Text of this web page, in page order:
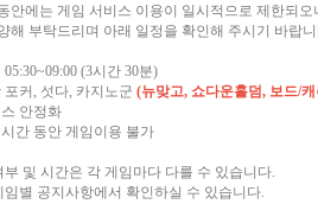
안에는 게임 서비스 이용이 일시적으로 제한되오
해 부탁드리며 아래 일정을 확인해 주시기 바랍
(3시간 30분)
포커, 섯다, 카지노군 (뉴맞고, 쇼다운홀덤, 보드/
안정화
간 동안 게임이용 불가
및 시간은 각 게임마다 다를 수 있습니다.
별 공지사항에서 확인하실 수 있습니다.